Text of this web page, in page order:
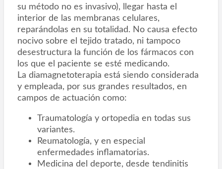
su método no es invasivo), llegar hasta el
interior de las membranas celulares,
reparándolas en su totalidad. No causa efecto
nocivo sobre el tejido tratado, ni tampoco
desestructura la función de los fármacos con
los que el paciente se esté medicando.
La diamagnetoterapia está siendo considerada
y empleada, por sus grandes resultados, en
campos de actuación como:
Traumatología y ortopedia en todas sus
variantes.
Reumatología, y en especial
enfermedades inflamatorias.
Medicina del deporte, desde tendinitis